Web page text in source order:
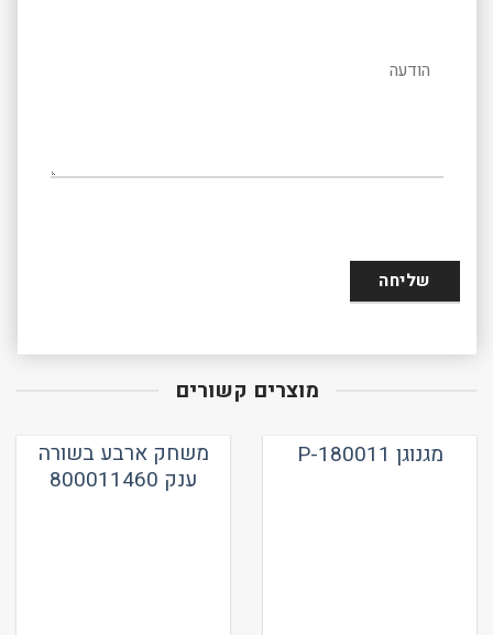
מוצרים קשורים
מגנוגן P-180011
משחק ארבע בשורה
ענק 800011460